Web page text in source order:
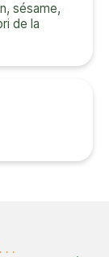
sésame,
de la